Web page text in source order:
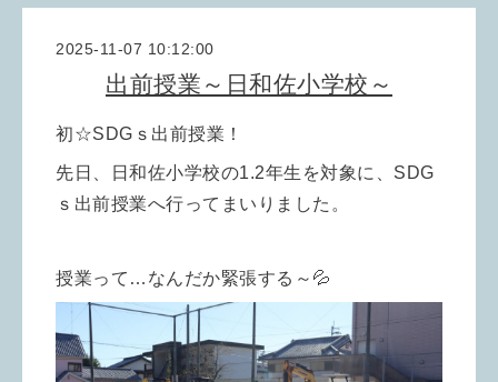
2025-11-07 10:12:00
出前授業～日和佐小学校～
初☆SDGｓ出前授業！
先日、日和佐小学校の1.2年生を対象に、SDG
ｓ出前授業へ行ってまいりました。
授業って…なんだか緊張する～💦